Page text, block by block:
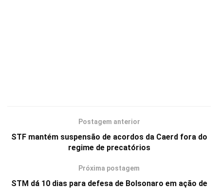
Postagem anterior
STF mantém suspensão de acordos da Caerd fora do
regime de precatórios
Próxima postagem
STM dá 10 dias para defesa de Bolsonaro em ação de